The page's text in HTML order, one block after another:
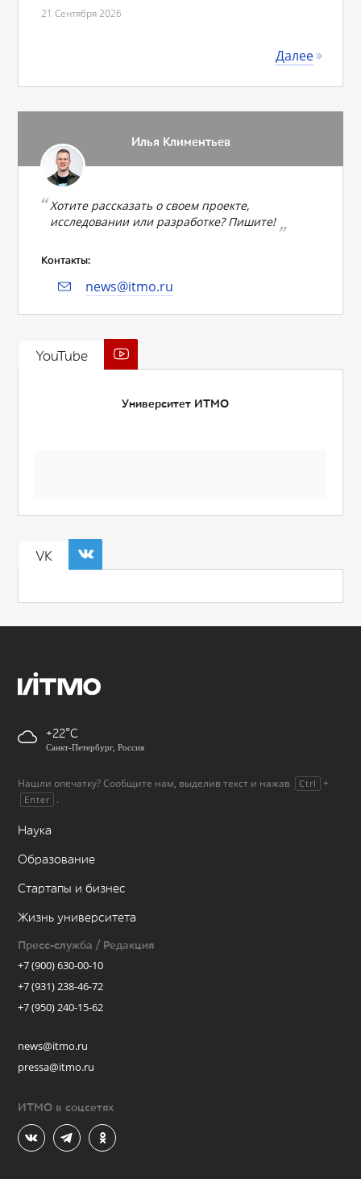
21 Сентября 2026
Далее
Илья Климентьев
Хотите рассказать о своем проекте,
исследовании или разработке? Пишите!
Контакты:
news@itmo.ru
YouTube
Университет ИТМО
VK
+22
Санкт-Петербург, Россия
Нашли опечатку? Сообщите нам, выделив текст и нажав Ctrl +
Enter .
Наука
Образование
Стартапы и бизнес
Жизнь университета
Пресс-служба / Редакция
+7 (900) 630-00-10
+7 (931) 238-46-72
+7 (950) 240-15-62
news@itmo.ru
pressa@itmo.ru
ИТМО в соцсетях